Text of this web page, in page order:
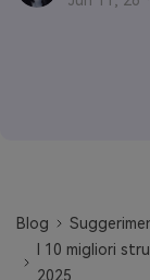
Blog
I 10 migliori
2025